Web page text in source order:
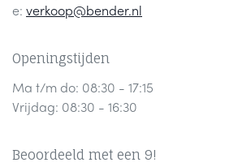
e: verkoop@bender.nl
Openingstijden
Ma t/m do: 08:30 - 17:15
Vrijdag: 08:30 - 16:30
Beoordeeld met een 9!